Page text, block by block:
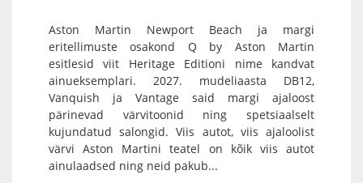
Aston Martin Newport Beach ja margi
eritellimuste osakond Q by Aston Martin
esitlesid viit Heritage Editioni nime kandvat
ainueksemplari. 2027. mudeliaasta DB12,
Vanquish ja Vantage said margi ajaloost
pärinevad värvitoonid ning spetsiaalselt
kujundatud salongid. Viis autot, viis ajaloolist
värvi Aston Martini teatel on kõik viis autot
ainulaadsed ning neid pakub...